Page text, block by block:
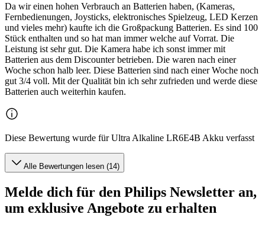
Da wir einen hohen Verbrauch an Batterien haben, (Kameras,
Fernbedienungen, Joysticks, elektronisches Spielzeug, LED Kerzen
und vieles mehr) kaufte ich die Großpackung Batterien. Es sind 100
Stück enthalten und so hat man immer welche auf Vorrat. Die
Leistung ist sehr gut. Die Kamera habe ich sonst immer mit
Batterien aus dem Discounter betrieben. Die waren nach einer
Woche schon halb leer. Diese Batterien sind nach einer Woche noch
gut 3/4 voll. Mit der Qualität bin ich sehr zufrieden und werde diese
Batterien auch weiterhin kaufen.
Diese Bewertung wurde für Ultra Alkaline LR6E4B Akku verfasst
Alle Bewertungen lesen (14)
Melde dich für den Philips Newsletter an,
um exklusive Angebote zu erhalten